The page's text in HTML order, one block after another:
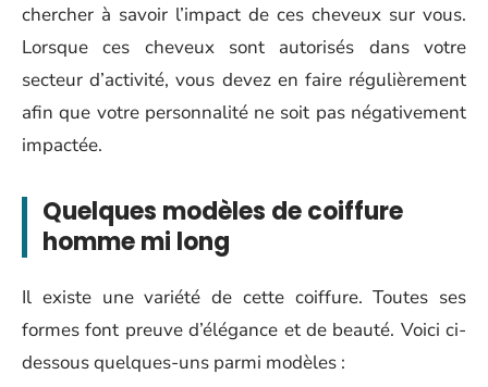
chercher à savoir l’impact de ces cheveux sur vous.
Lorsque ces cheveux sont autorisés dans votre
secteur d’activité, vous devez en faire régulièrement
afin que votre personnalité ne soit pas négativement
impactée.
Quelques modèles de coiffure
homme mi long
Il existe une variété de cette coiffure. Toutes ses
formes font preuve d’élégance et de beauté. Voici ci-
dessous quelques-uns parmi modèles :